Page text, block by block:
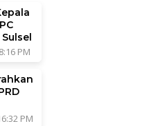
PM
PM